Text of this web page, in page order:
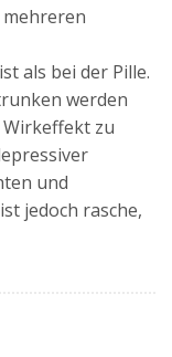
als bei der Pille.
werden
zu
und
jedoch rasche,